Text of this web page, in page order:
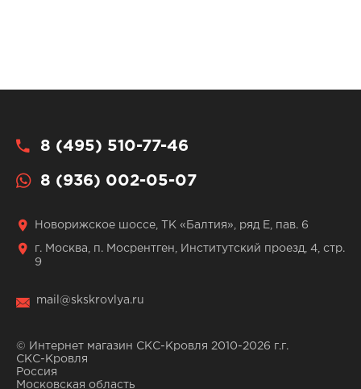
8 (495) 510-77-46
8 (936) 002-05-07
Новорижское шоссе, ТК «Балтия», ряд Е, пав. 6
г. Москва, п. Мосрентген, Институтский проезд, 4, стр.
9
mail@skskrovlya.ru
© Интернет магазин СКС-Кровля 2010-2026 г.г.
СКС-Кровля
Россия
Московская область